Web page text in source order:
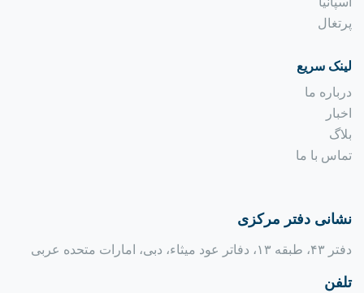
پرتغال
لینک سریع
درباره ما
اخبار
بلاگ
تماس با ما
نشانی دفتر مرکزی
دفتر ۴۳، طبقه ۱۳، دفاتر عود میثاء، دبی، امارات متحده عربی
تلفن